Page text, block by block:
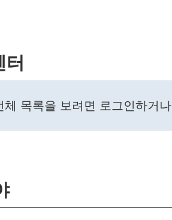
터
목록을 보려면 로그인하거나